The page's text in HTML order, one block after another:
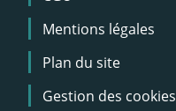
page
Mentions légales
Plan du site
Gestion des cookies